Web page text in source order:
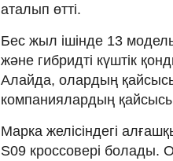
аталып өтті.
Бес жыл ішінде 13
және гибридті күштік
Алайда, олардың
компаниялардың қайсысы
Марка желісіндегі
S09 кроссовері